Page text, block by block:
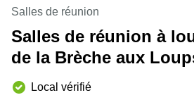
Strasbourg
Centres
d'affaires
Toulouse
Toulouse
Salles de réunion
Salles de réunion à
de la Brèche aux
Local vérifié